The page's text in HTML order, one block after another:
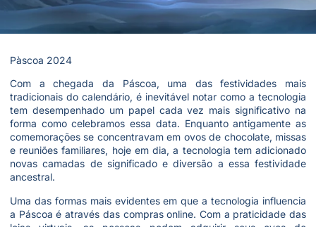
Pàscoa 2024
Com a chegada da Páscoa, uma das festividades mais
tradicionais do calendário, é inevitável notar como a tecnologia
tem desempenhado um papel cada vez mais significativo na
forma como celebramos essa data. Enquanto antigamente as
comemorações se concentravam em ovos de chocolate, missas
e reuniões familiares, hoje em dia, a tecnologia tem adicionado
novas camadas de significado e diversão a essa festividade
ancestral.
Uma das formas mais evidentes em que a tecnologia influencia
a Páscoa é através das compras online. Com a praticidade das